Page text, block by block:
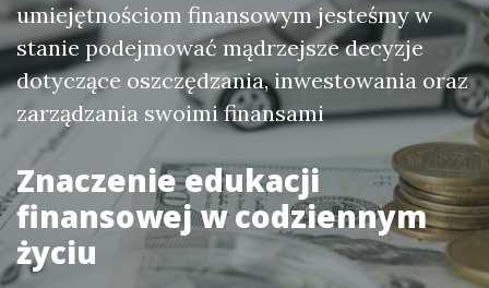
umiejętnościom finansowym jesteśmy w
stanie podejmować mądrzejsze decyzje
dotyczące oszczędzania, inwestowania oraz
zarządzania swoimi finansami
Znaczenie edukacji
finansowej w codziennym
życiu